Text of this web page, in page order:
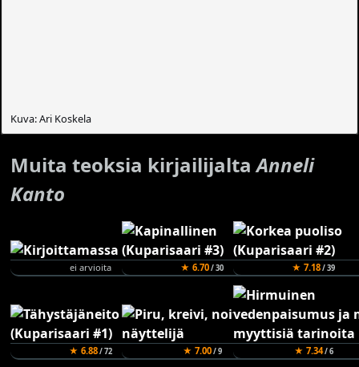
Kuva: Ari Koskela
Muita teoksia kirjailijaltaAnneli
Kanto
ei arvioita ★ 6.70/ 30 ★ 7.18/ 39
★ 6.88/ 72 ★ 7.00/ 9 ★ 7.34/ 6